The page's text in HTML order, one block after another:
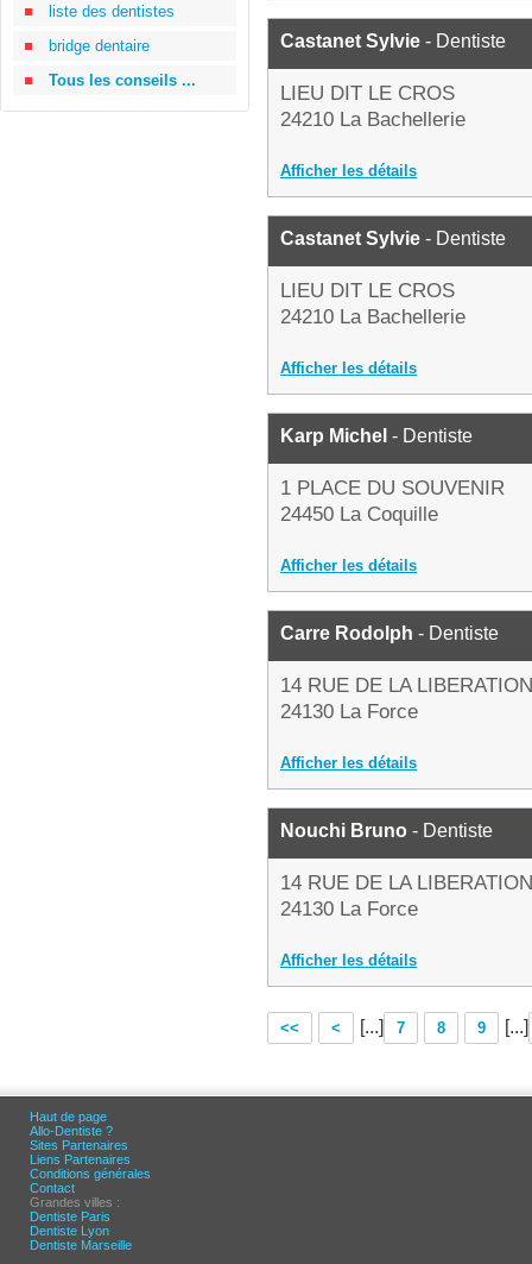
liste des dentistes
bridge dentaire
Tous les conseils ...
Castanet Sylvie - Dentiste
LIEU DIT LE CROS
24210 La Bachellerie
Afficher les détails
Castanet Sylvie - Dentiste
LIEU DIT LE CROS
24210 La Bachellerie
Afficher les détails
Karp Michel - Dentiste
1 PLACE DU SOUVENIR
24450 La Coquille
Afficher les détails
Carre Rodolph - Dentiste
14 RUE DE LA LIBERATION
24130 La Force
Afficher les détails
Nouchi Bruno - Dentiste
14 RUE DE LA LIBERATION
24130 La Force
Afficher les détails
<< < [...] 7 8 9 [...]
Haut de page
Allo-Dentiste ?
Sites Partenaires
Liens Partenaires
Conditions générales
Contact
Grandes villes :
Dentiste Paris
Dentiste Lyon
Dentiste Marseille